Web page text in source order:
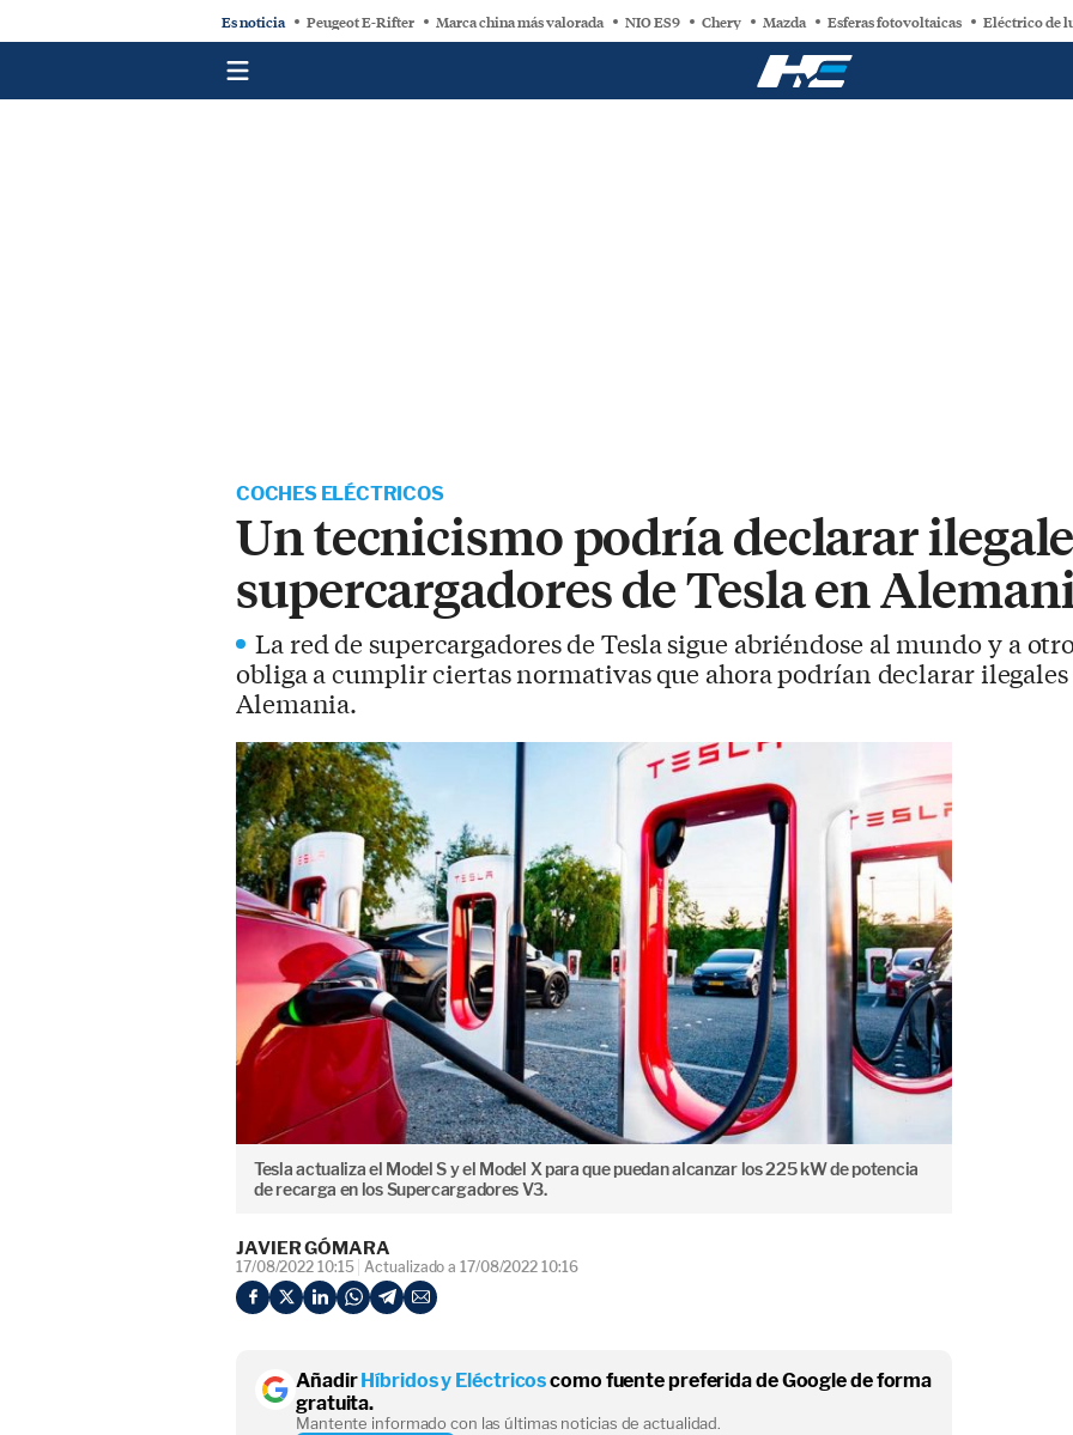
Es noticia Peugeot E-Rifter Marca china más valorada NIO ES9 Chery Mazda Esferas fotovoltaicas Eléctrico de
COCHES ELÉCTRICOS
Un tecnicismo podría declarar
supercargadores de Tesla en
La red de supercargadores de Tesla sigue abriéndose al mundo y a
obliga a cumplir ciertas normativas que ahora podrían declarar ilegales
Alemania.
Tesla actualiza el Model S y el Model X para que puedan alcanzar los 225 kW de potencia
de recarga en los Supercargadores V3.
JAVIER GÓMARA
17/08/2022 10:15 Actualizado a 17/08/2022 10:16
AñadirHíbridos y Eléctricoscomo fuente preferida de Google de forma
gratuita.
Mantente informado con las últimas noticias de actualidad.